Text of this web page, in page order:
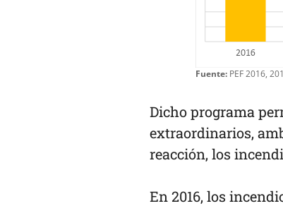
Fuente: PEF 2016,
Dicho programa
extraordinarios,
reacción, los
En 2016, los